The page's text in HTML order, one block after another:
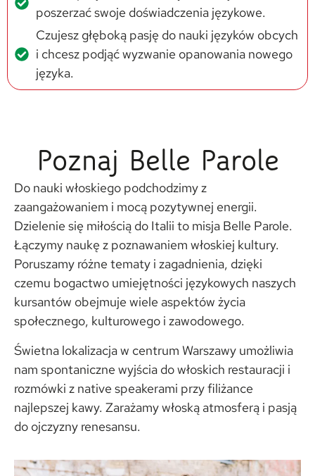
poszerzać swoje doświadczenia językowe.
Czujesz głęboką pasję do nauki języków obcych
i chcesz podjąć wyzwanie opanowania nowego
języka.
Poznaj Belle Parole
Do nauki włoskiego podchodzimy z
zaangażowaniem i mocą pozytywnej energii.
Dzielenie się miłością do Italii to misja Belle Parole.
Łączymy naukę z poznawaniem włoskiej kultury.
Poruszamy różne tematy i zagadnienia, dzięki
czemu bogactwo umiejętności językowych naszych
kursantów obejmuje wiele aspektów życia
społecznego, kulturowego i zawodowego.
Świetna lokalizacja w centrum Warszawy umożliwia
nam spontaniczne wyjścia do włoskich restauracji i
rozmówki z native speakerami przy filiżance
najlepszej kawy. Zarażamy włoską atmosferą i pasją
do ojczyzny renesansu.